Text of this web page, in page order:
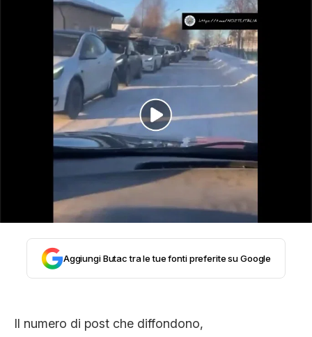
COMPLOTTI, LEGGENDE URBANE ED
EVERGREEN
EDITORIALI
TRUFFE E SOCIAL NETWORK
CLIMA ED ENERGIA
CONTATTIAggiungi Butac tra le tue fonti preferite su Google
Il numero di post che diffondono,